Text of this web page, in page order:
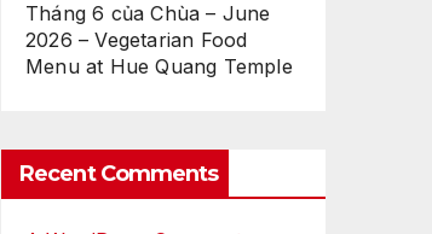
Tháng 6 của Chùa – June
2026 – Vegetarian Food
Menu at Hue Quang Temple
Recent Comments